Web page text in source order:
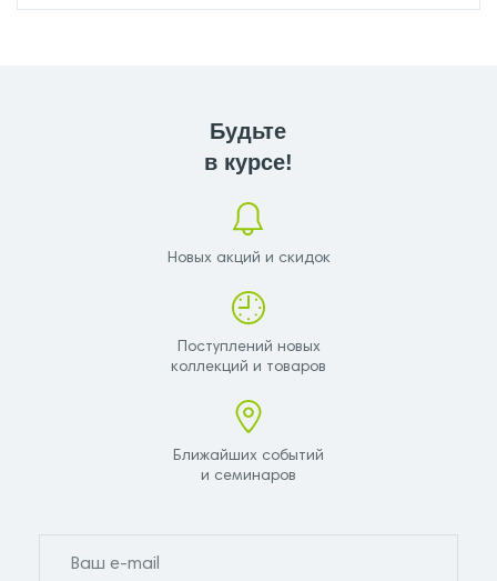
Будьте
в курсе!
Новых акций и скидок
Поступлений новых
коллекций и товаров
Ближайших событий
и семинаров